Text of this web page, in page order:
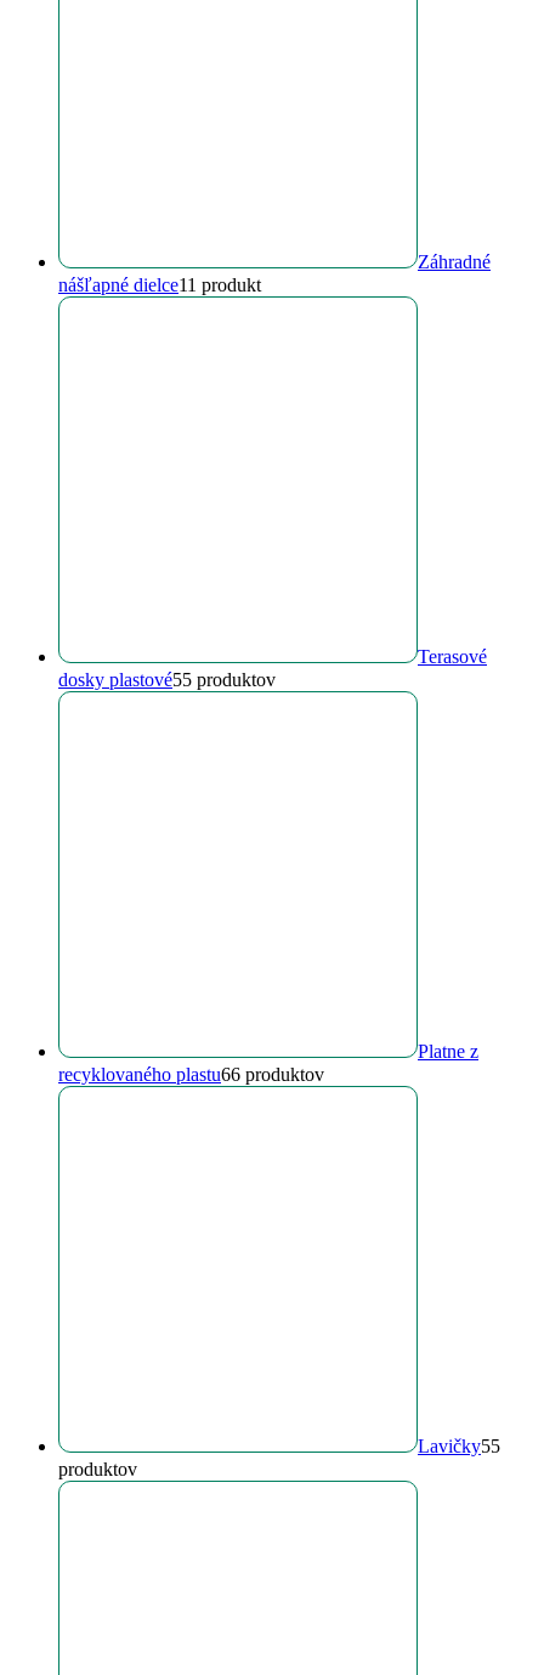
Záhradné
nášľapné dielce11 produkt
Terasové
dosky plastové55 produktov
Platne z
recyklovaného plastu66 produktov
Lavičky55
produktov